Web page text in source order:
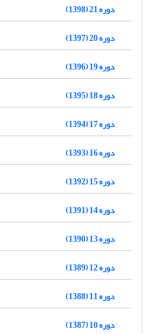
دوره 21 (1398)
دوره 20 (1397)
دوره 19 (1396)
دوره 18 (1395)
دوره 17 (1394)
دوره 16 (1393)
دوره 15 (1392)
دوره 14 (1391)
دوره 13 (1390)
دوره 12 (1389)
دوره 11 (1388)
دوره 10 (1387)